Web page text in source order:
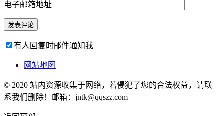
电子邮箱地址
有人回复时邮件通知我
网站地图
© 2020 站内资源收集于网络，若侵犯了您的合法权益，请联
系我们删除！邮箱：jntk@qqszz.com